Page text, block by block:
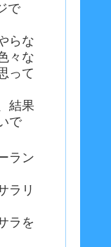
で
らな
々な
って
結果
で
ラン
ラリ
ラを